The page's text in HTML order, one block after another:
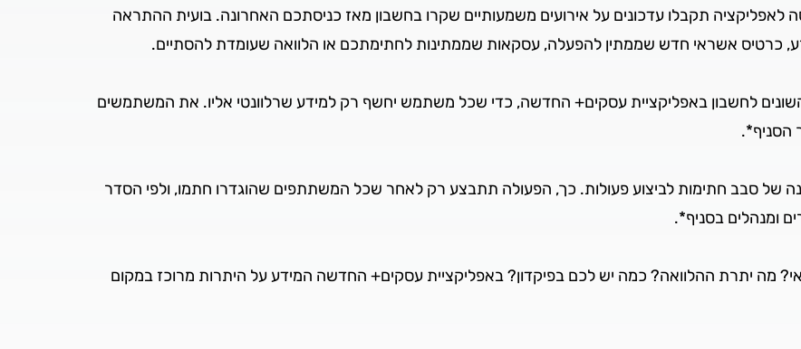
לאפליקציה תקבלו עדכונים על אירועים משמעותיים שקרו בחשבון מאז כניסתכם האחרונה. בועית ההתראה
כרטיס אשראי חדש שממתין להפעלה, עסקאות שממתינות לחתימתכם או הלוואה שעומדת להסתיים.
לחשבון באפליקציית עסקים+ החדשה, כדי שכל משתמש יחשף רק למידע שרלוונטי אליו. את המשתמשים
הסניף*.
של סבב חתימות לביצוע פעולות. כך, הפעולה תתבצע רק לאחר שכל המשתתפים שהוגדרו חתמו, ולפי הסדר
ומנהלים בסניף*.
מה יתרת ההלוואה? כמה יש לכם בפיקדון? באפליקציית עסקים+ החדשה המידע על היתרות מרוכז במקום